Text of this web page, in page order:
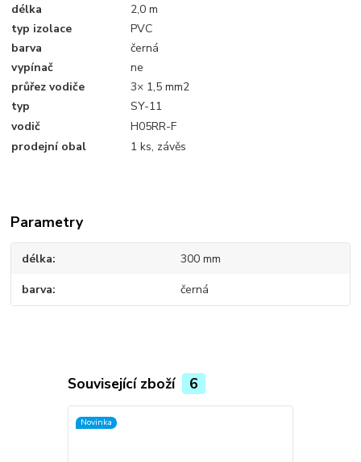
délka
2,0 m
typ izolace
PVC
barva
černá
vypínač
ne
průřez vodiče
3× 1,5 mm2
typ
SY-11
vodič
H05RR-F
prodejní obal
1 ks, závěs
Parametry
délka 300 mm
barva černá
Související zboží 6
Novinka